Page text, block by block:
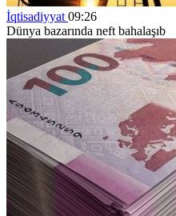
İqtisadiyyat 09:26
Dünya bazarında neft bahalaşıb